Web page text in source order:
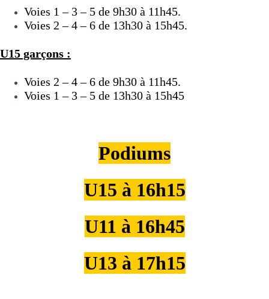
Voies 1 – 3 – 5 de 9h30 à 11h45.
Voies 2 – 4 – 6 de 13h30 à 15h45.
U15 garçons :
Voies 2 – 4 – 6 de 9h30 à 11h45.
Voies 1 – 3 – 5 de 13h30 à 15h45
Podiums
U15 à 16h15
U11 à 16h45
U13 à 17h15